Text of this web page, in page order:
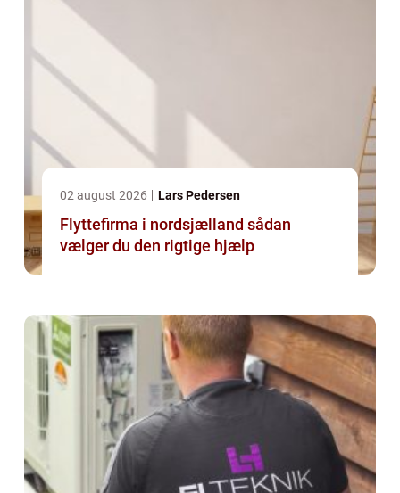
02 august 2026 Lars Pedersen
Flyttefirma i nordsjælland sådan
vælger du den rigtige hjælp